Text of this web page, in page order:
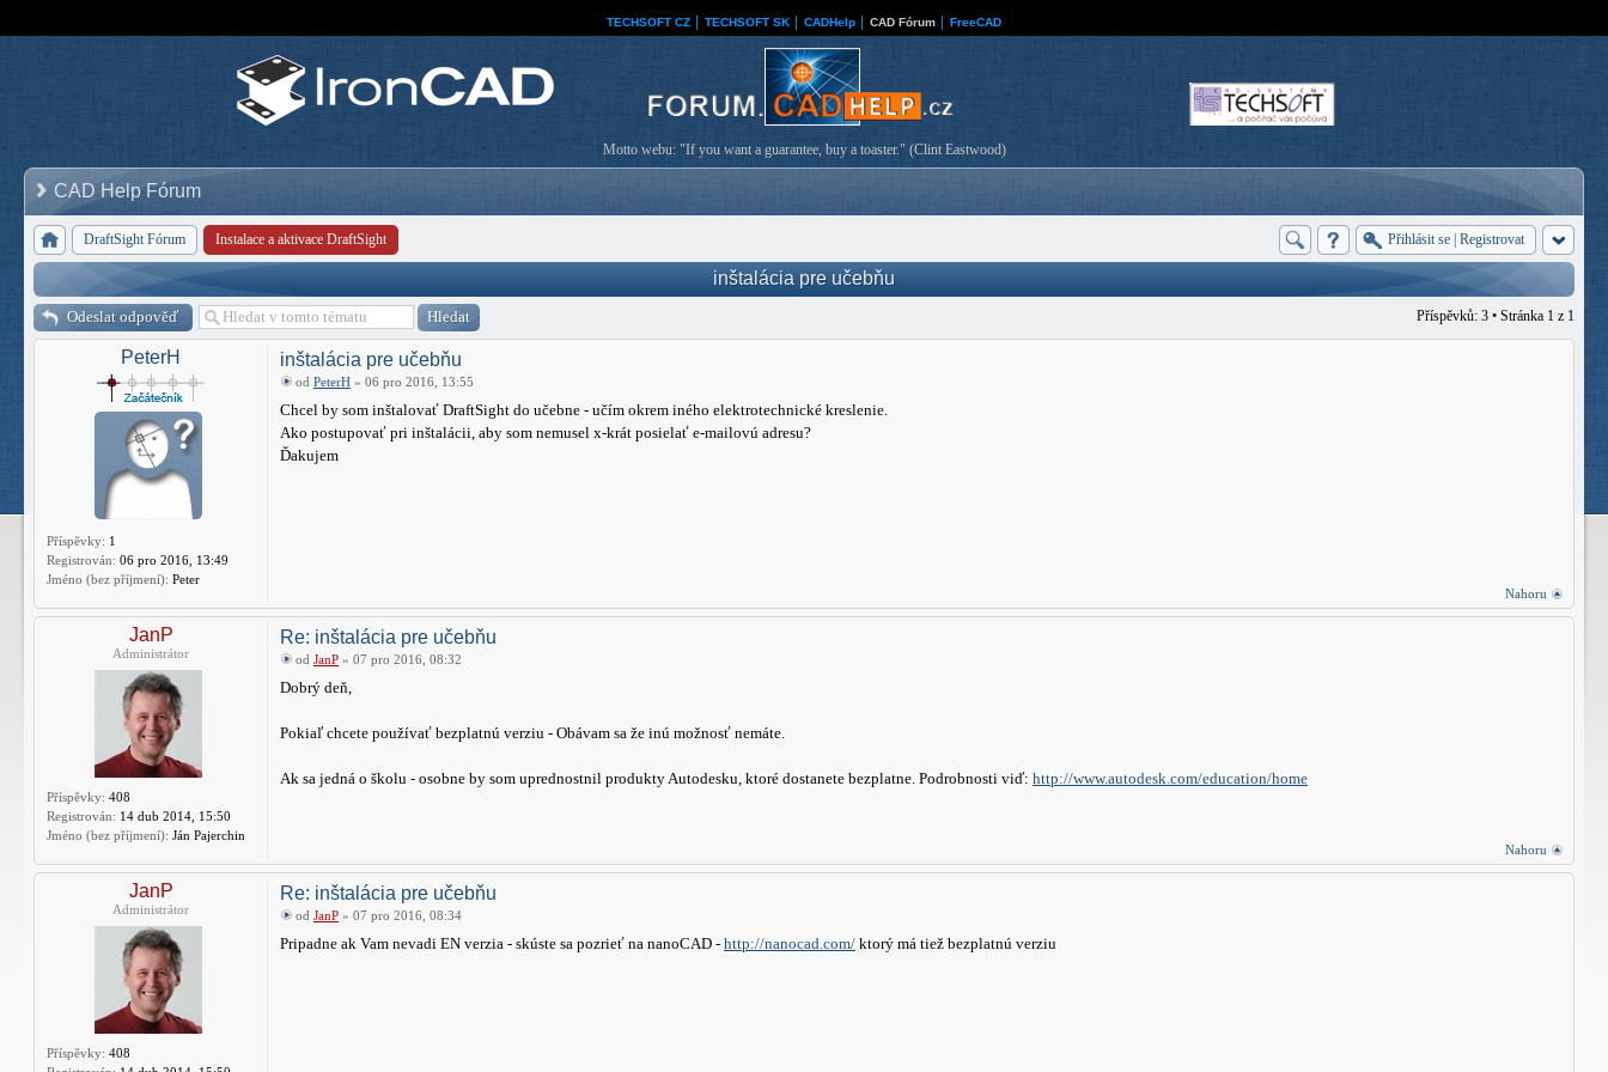
TECHSOFT CZ TECHSOFT SK CADHelp CAD Fórum FreeCAD
Motto webu: "If you want a guarantee, buy a toaster." (Clint Eastwood)
CAD Help Fórum
DraftSight Fórum Instalace a aktivace DraftSight Přihlásit se Registrovat
inštalácia pre učebňu
Odeslat odpověď Příspěvků: 3 • Stránka 1 z 1
PeterH
Příspěvky: 1
Registrován: 06 pro 2016, 13:49
Jméno (bez příjmení): Peter
inštalácia pre učebňu
od PeterH » 06 pro 2016, 13:55
Chcel by som inštalovať DraftSight do učebne - učím okrem iného elektrotechnické kreslenie.
Ako postupovať pri inštalácii, aby som nemusel x-krát posielať e-mailovú adresu?
Ďakujem
Nahoru
JanP
Administrátor
Příspěvky: 408
Registrován: 14 dub 2014, 15:50
Jméno (bez příjmení): Ján Pajerchin
Re: inštalácia pre učebňu
od JanP » 07 pro 2016, 08:32
Dobrý deň,
Pokiaľ chcete používať bezplatnú verziu - Obávam sa že inú možnosť nemáte.
Ak sa jedná o školu - osobne by som uprednostnil produkty Autodesku, ktoré dostanete bezplatne. Podrobnosti viď: http://www.autodesk.com/education/home
Nahoru
JanP
Administrátor
Příspěvky: 408
Re: inštalácia pre učebňu
od JanP » 07 pro 2016, 08:34
Pripadne ak Vam nevadi EN verzia - skúste sa pozrieť na nanoCAD - http://nanocad.com/ ktorý má tiež bezplatnú verziu